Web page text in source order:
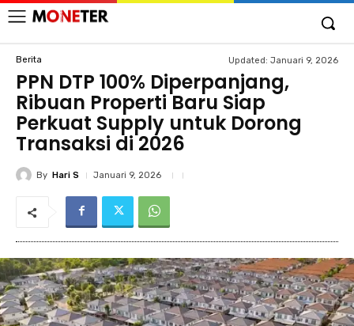
Berita Updated: Januari 9, 2026
PPN DTP 100% Diperpanjang,
Ribuan Properti Baru Siap
Perkuat Supply untuk Dorong
Transaksi di 2026
By Hari S Januari 9, 2026